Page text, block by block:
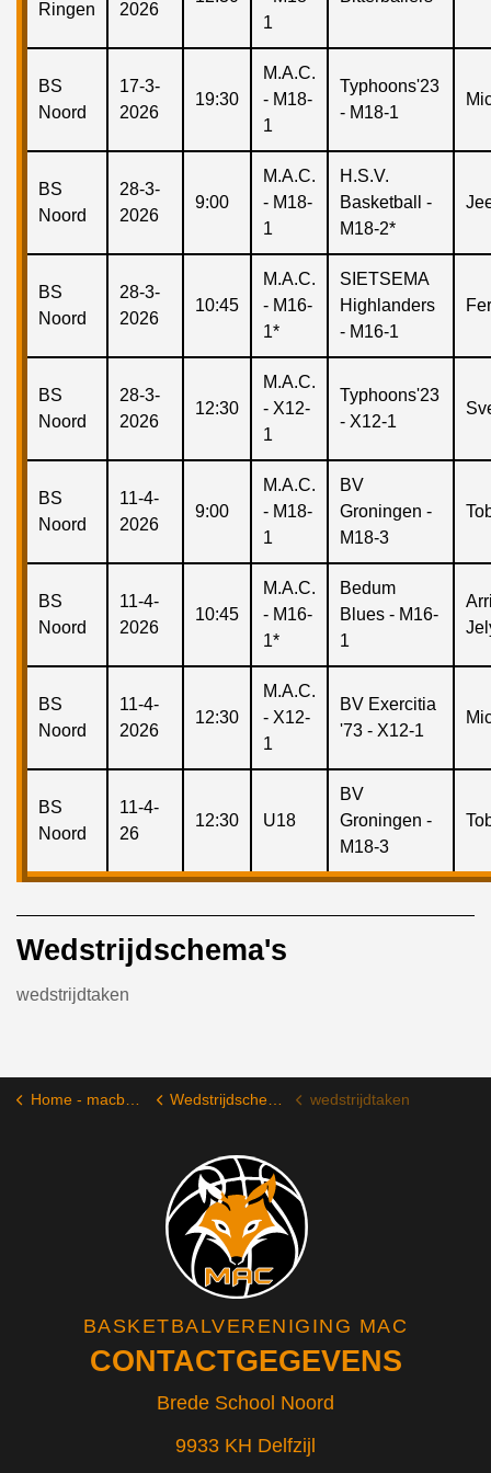
Ringen
2026
1
BS
Noord
17-3-
2026
19:30
M.A.C.
- M18-
1
Typhoons'23
- M18-1
BS
Noord
28-3-
2026
9:00
M.A.C.
- M18-
1
H.S.V.
Basketball -
M18-2*
BS
Noord
28-3-
2026
10:45
M.A.C.
- M16-
1*
SIETSEMA
Highlanders
- M16-1
BS
Noord
28-3-
2026
12:30
M.A.C.
- X12-
1
Typhoons'23
- X12-1
BS
Noord
11-4-
2026
9:00
M.A.C.
- M18-
1
BV
Groningen -
M18-3
BS
Noord
11-4-
2026
10:45
M.A.C.
- M16-
1*
Bedum
Blues - M16-
1
BS
Noord
11-4-
2026
12:30
M.A.C.
- X12-
1
BV Exercitia
'73 - X12-1
BS
Noord
11-4-
26
12:30 U18
BV
Groningen -
M18-3
Wedstrijdschema's
wedstrijdtaken
Home - macbasketbal.nl Wedstrijdschema's wedstrijdtaken
BASKETBALVERENIGING MAC
CONTACTGEGEVENS
Brede School Noord
9933 KH Delfzijl